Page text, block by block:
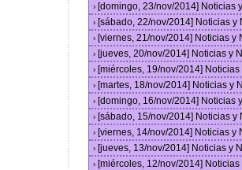
› [domingo, 23/nov/2014]
› [sábado, 22/nov/2014] Noticias
› [viernes, 21/nov/2014] Noticias
› [jueves, 20/nov/2014] Noticias y
› [miércoles, 19/nov/2014]
› [martes, 18/nov/2014] Noticias
› [domingo, 16/nov/2014]
› [sábado, 15/nov/2014] Noticias
› [viernes, 14/nov/2014] Noticias
› [jueves, 13/nov/2014] Noticias y
› [miércoles, 12/nov/2014]